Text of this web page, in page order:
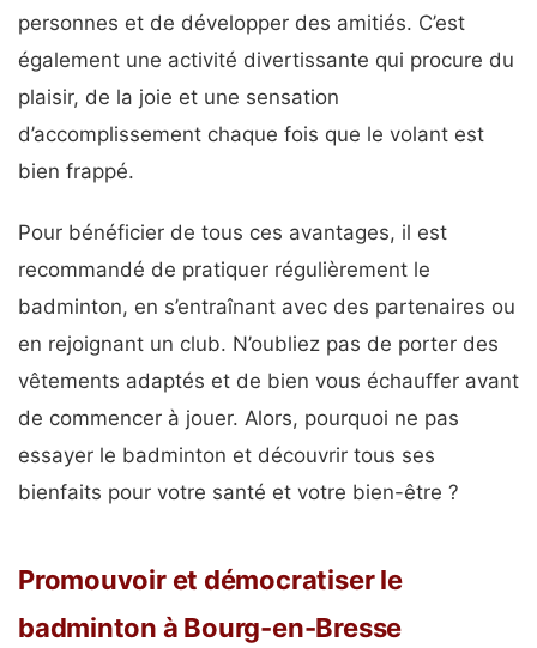
personnes et de développer des amitiés. C’est
également une activité divertissante qui procure du
plaisir, de la joie et une sensation
d’accomplissement chaque fois que le volant est
bien frappé.
Pour bénéficier de tous ces avantages, il est
recommandé de pratiquer régulièrement le
badminton, en s’entraînant avec des partenaires ou
en rejoignant un club. N’oubliez pas de porter des
vêtements adaptés et de bien vous échauffer avant
de commencer à jouer. Alors, pourquoi ne pas
essayer le badminton et découvrir tous ses
bienfaits pour votre santé et votre bien-être ?
Promouvoir et démocratiser le
badminton à Bourg-en-Bresse